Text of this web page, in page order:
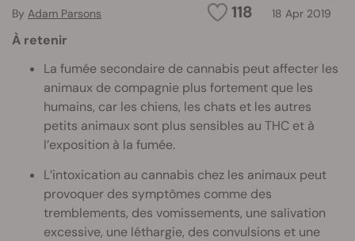
118 18 Apr 2019
By Adam Parsons
À retenir
La fumée secondaire de cannabis peut affecter les
animaux de compagnie plus fortement que les
humains, car les chiens, les chats et les autres
petits animaux sont plus sensibles au THC et à
l’exposition à la fumée.
L’intoxication au cannabis chez les animaux peut
provoquer des symptômes comme des
tremblements, des vomissements, une salivation
excessive, une léthargie, des convulsions et une